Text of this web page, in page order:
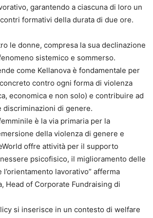
garantendo a ciascuna di loro un
formativi della durata di due ore.
le donne, compresa la sua declinazione
sistemico e sommerso.
come Kellanova è fondamentale per
contro ogni forma di violenza
economica e non solo) e contribuire ad
discriminazioni di genere.
è la via primaria per la
della violenza di genere e
offre attività per il supporto
psicofisico, il miglioramento delle
lavorativo” afferma
Head of Corporate Fundraising di
si inserisce in un contesto di welfare